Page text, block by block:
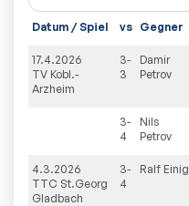
Datum / Spiel vs Gegner
17.4.2026
TV Kobl.-
Arzheim
3-
3
Damir
Petrov
3-
4
Nils
Petrov
4.3.2026
TTC St.Georg
Gladbach
3-
4
Ralf Einig